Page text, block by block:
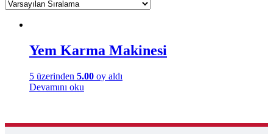
Yem Karma Makinesi
5 üzerinden 5.00 oy aldı
Devamını oku